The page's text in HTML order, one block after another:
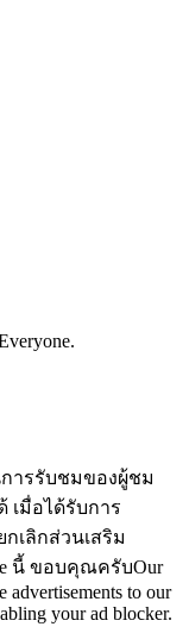
ารรับชมของผู้ชม
เมื่อได้รับการ
เลิกส่วนเสริม
นี้ ขอบคุณครับOur
advertisements to our
your ad blocker.